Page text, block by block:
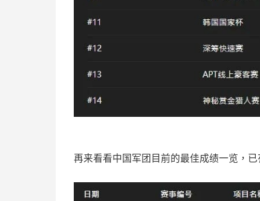
再来看看中国军团目前的最佳成绩一览，